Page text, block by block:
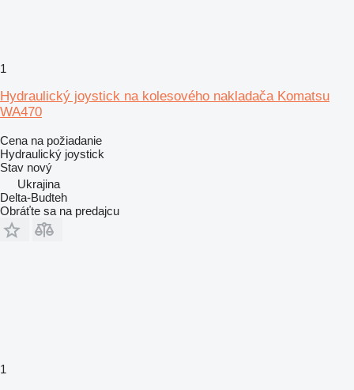
1
Hydraulický joystick na kolesového nakladača Komatsu
WA470
Cena na požiadanie
Hydraulický joystick
Stav nový
Ukrajina
Delta-Budteh
Obráťte sa na predajcu
1